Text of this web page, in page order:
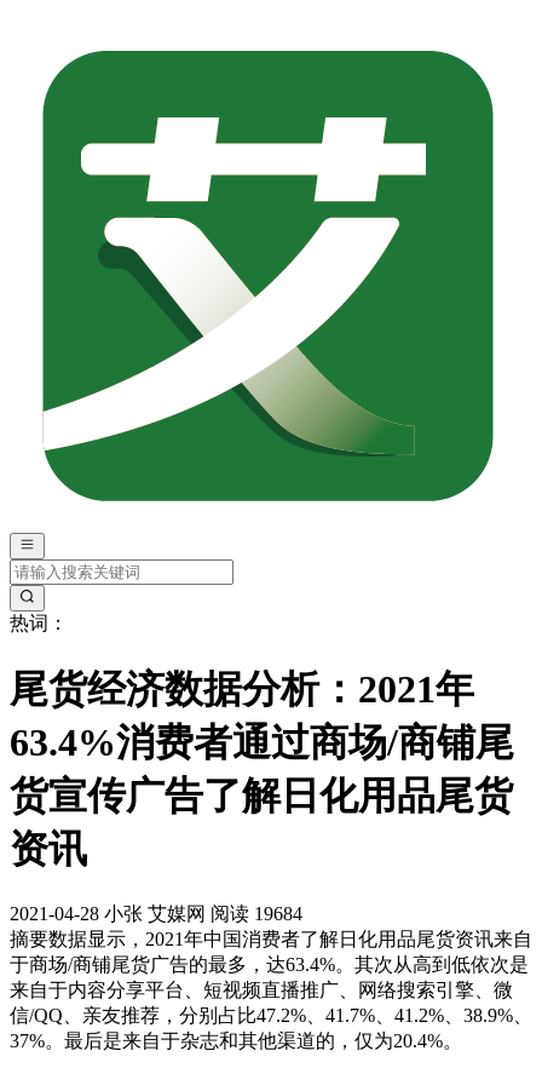
热词：
尾货经济数据分析：2021年
63.4%消费者通过商场/商铺尾
货宣传广告了解日化用品尾货
资讯
2021-04-28 小张 艾媒网 阅读 19684
摘要数据显示，2021年中国消费者了解日化用品尾货资讯来自
于商场/商铺尾货广告的最多，达63.4%。其次从高到低依次是
来自于内容分享平台、短视频直播推广、网络搜索引擎、微
信/QQ、亲友推荐，分别占比47.2%、41.7%、41.2%、38.9%、
37%。最后是来自于杂志和其他渠道的，仅为20.4%。